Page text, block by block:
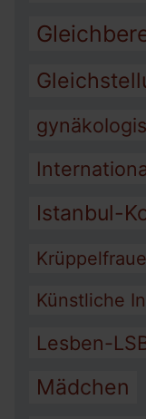
Istanbul-
Künstliche
Lesben-
Mädchen